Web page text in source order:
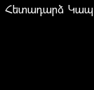
Հետադարձ Կապ